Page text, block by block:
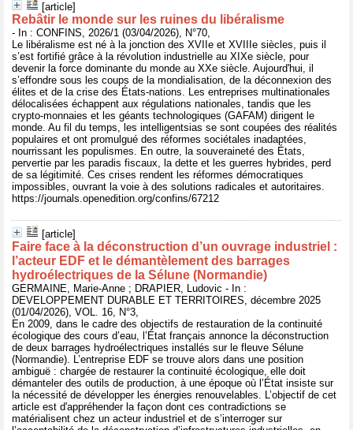
[article]
Rebâtir le monde sur les ruines du libéralisme
- In : CONFINS, 2026/1 (03/04/2026), N°70,
Le libéralisme est né à la jonction des XVIIe et XVIIIe siècles, puis il
s’est fortifié grâce à la révolution industrielle au XIXe siècle, pour
devenir la force dominante du monde au XXe siècle. Aujourd'hui, il
s’effondre sous les coups de la mondialisation, de la déconnexion des
élites et de la crise des États-nations. Les entreprises multinationales
délocalisées échappent aux régulations nationales, tandis que les
crypto-monnaies et les géants technologiques (GAFAM) dirigent le
monde. Au fil du temps, les intelligentsias se sont coupées des réalités
populaires et ont promulgué des réformes sociétales inadaptées,
nourrissant les populismes. En outre, la souveraineté des États,
pervertie par les paradis fiscaux, la dette et les guerres hybrides, perd
de sa légitimité. Ces crises rendent les réformes démocratiques
impossibles, ouvrant la voie à des solutions radicales et autoritaires.
https://journals.openedition.org/confins/67212
[article]
Faire face à la déconstruction d’un ouvrage industriel :
l’acteur EDF et le démantèlement des barrages
hydroélectriques de la Sélune (Normandie)
GERMAINE, Marie-Anne ; DRAPIER, Ludovic - In :
DEVELOPPEMENT DURABLE ET TERRITOIRES, décembre 2025
(01/04/2026), VOL. 16, N°3,
En 2009, dans le cadre des objectifs de restauration de la continuité
écologique des cours d’eau, l’État français annonce la déconstruction
de deux barrages hydroélectriques installés sur le fleuve Sélune
(Normandie). L’entreprise EDF se trouve alors dans une position
ambiguë : chargée de restaurer la continuité écologique, elle doit
démanteler des outils de production, à une époque où l’État insiste sur
la nécessité de développer les énergies renouvelables. L’objectif de cet
article est d'appréhender la façon dont ces contradictions se
matérialisent chez un acteur industriel et de s’interroger sur